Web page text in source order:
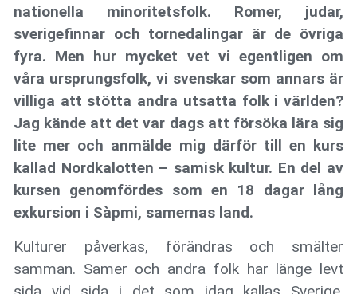
nationella minoritetsfolk. Romer, judar,
sverigefinnar och tornedalingar är de övriga
fyra. Men hur mycket vet vi egentligen om
våra ursprungsfolk, vi svenskar som annars är
villiga att stötta andra utsatta folk i världen?
Jag kände att det var dags att försöka lära sig
lite mer och anmälde mig därför till en kurs
kallad Nordkalotten – samisk kultur. En del av
kursen genomfördes som en 18 dagar lång
exkursion i Sàpmi, samernas land.
Kulturer påverkas, förändras och smälter
samman. Samer och andra folk har länge levt